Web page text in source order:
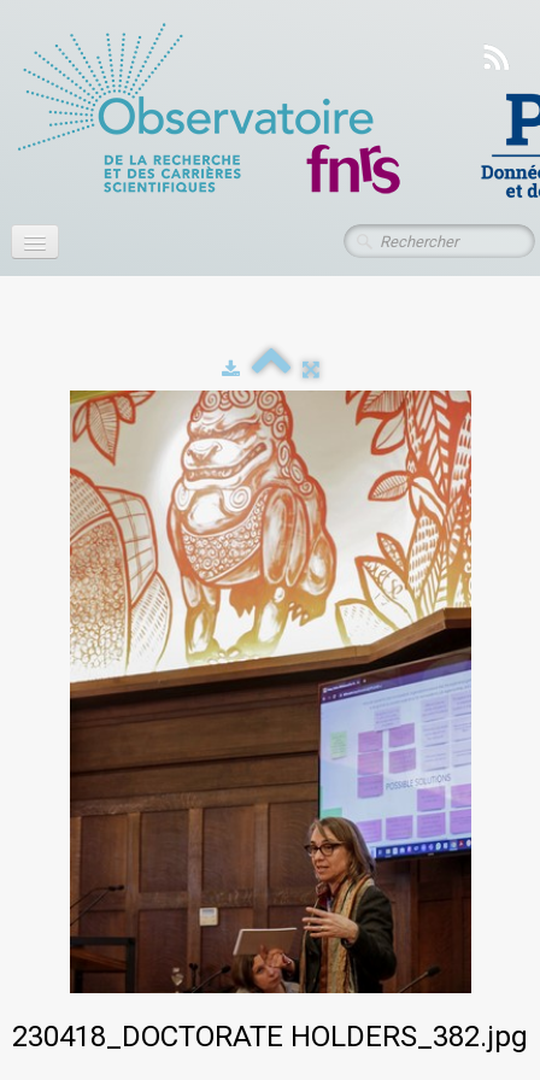
Actualités
Publications
Ressources
Contact
PhD·Data
230418_DOCTORATE HOLDERS_382.jpg